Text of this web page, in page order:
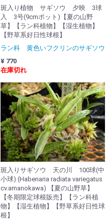
斑入り植物 サギソウ 夕映 3球
入 3号(9cmポット)【夏の山野
草】【ラン科植物】【湿生植物】
【野草系好日性球根】
ラン科 黄色いフクリンのサギソウ
¥ 770
在庫切れ
斑入りサギソウ 天の川 100球(中
小球) (Habenaria radiata variegatus
cv.amanokawa) 【夏の山野草】
【冬期限定球根販売】【ラン科植
物】【湿生植物】【野草系好日性球
根】